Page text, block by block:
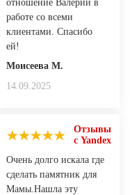
отношение Валерии в
работе со всеми
клиентами. Спасибо
ей!
Моисеева М.
14.09.2025
Отзывы
с Yandex
Очень долго искала где
сделать памятник для
Мамы.Нашла эту